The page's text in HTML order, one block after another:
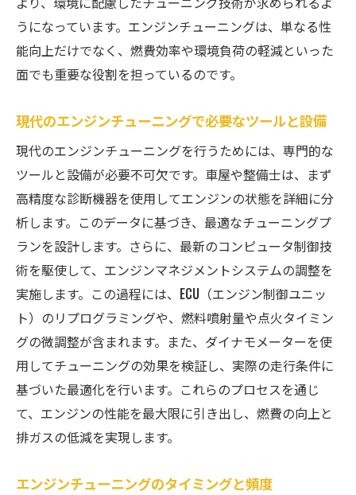
プロが薦めるフィルター類の交換頻度
エンジンチューニングで快適なドライブを実現
する整備士の提案
快適なドライブのためのエンジン静音化技
の重要性
プロが薦めるエンジン冷却対策
走行時のエンジンパフォーマンスを高める
方法
エンジンチューニングがもたらす運転の楽
しさ
ドライブを快適にするためのエアコン調整
術
車屋の経験に基づくエンジンの健康状態を見極
める方法
エンジン診断装置を使ったトラブルシュー
ティング
うになっています。エンジンチューニングは、単なる性
能向上だけでなく、燃費効率や環境負荷の軽減といった
面でも重要な役割を担っているのです。
現代のエンジンチューニングで必要なツールと設備
現代のエンジンチューニングを行うためには、専門的な
ツールと設備が必要不可欠です。車屋や整備士は、まず
高精度な診断機器を使用してエンジンの状態を詳細に分
析します。このデータに基づき、最適なチューニングプ
ランを設計します。さらに、最新のコンピュータ制御技
術を駆使して、エンジンマネジメントシステムの調整を
実施します。この過程には、ECU（エンジン制御ユニッ
ト）のリプログラミングや、燃料噴射量や点火タイミン
グの微調整が含まれます。また、ダイナモメーターを使
用してチューニングの効果を検証し、実際の走行条件に
基づいた最適化を行います。これらのプロセスを通じ
て、エンジンの性能を最大限に引き出し、燃費の向上と
排ガスの低減を実現します。
エンジンチューニングのタイミングと頻度